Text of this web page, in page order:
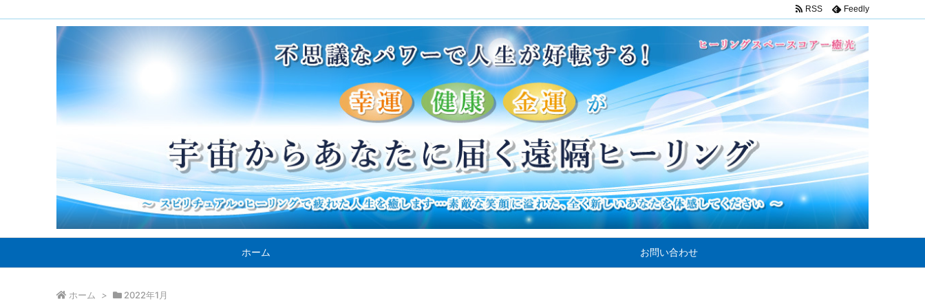
ホーム お問い合わせ
RSS Feedly
ホーム > 2022年1月